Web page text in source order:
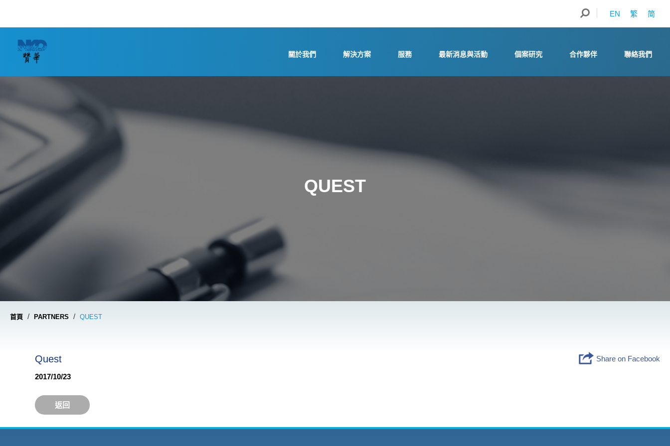
EN 繁 简
關於我們 解決方案 服務 最新消息與活動 個案研究 合作夥伴 聯絡我們
QUEST
首頁 / PARTNERS / QUEST
Quest
2017/10/23
Share on Facebook
返回